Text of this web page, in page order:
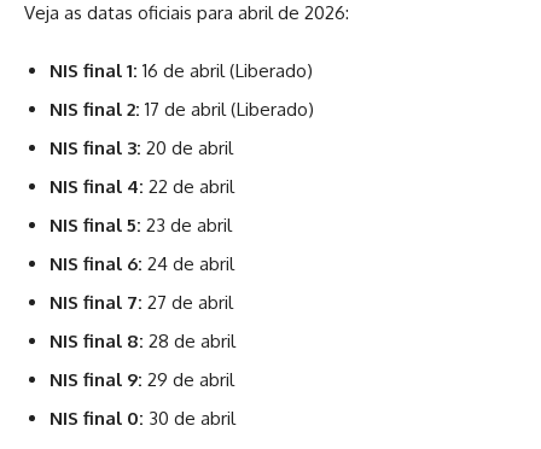
Veja as datas oficiais para abril de 2026:
NIS final 1: 16 de abril (Liberado)
NIS final 2: 17 de abril (Liberado)
NIS final 3: 20 de abril
NIS final 4: 22 de abril
NIS final 5: 23 de abril
NIS final 6: 24 de abril
NIS final 7: 27 de abril
NIS final 8: 28 de abril
NIS final 9: 29 de abril
NIS final 0: 30 de abril